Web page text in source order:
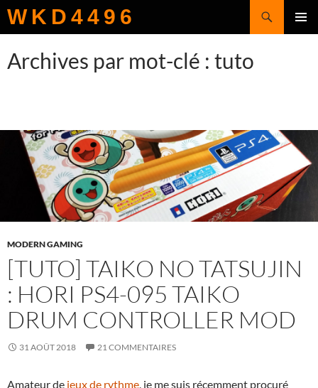
WKD4496
Recherche
CONTENU
Archives par mot-clé : tuto
MODERN GAMING
[TUTO] TAIKO NO TATSUJIN
: HORI PS4-095 TAIKO
DRUM CONTROLLER MOD
31 AOÛT 2018 21 COMMENTAIRES
Amateur de jeux de rythme, je me suis récemment procuré